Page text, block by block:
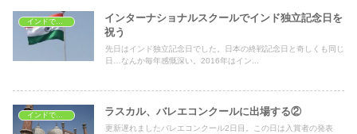
インドで子育て
インターナショナルスクールでインド独立記念日を
祝う
先日はインド独立記念日でした。日本の終戦記念日と奇しくも同じ
日…なんか毎年感慨深い。2016年はイン...
インドで子育て ラスカル、バレエコンクールに出場する②
更新遅れましたバレエコンクール2日目。この日は入賞者の発表